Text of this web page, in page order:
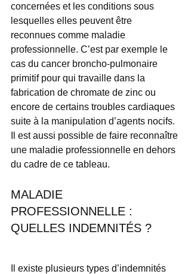
concernées et les conditions sous
lesquelles elles peuvent être
reconnues comme maladie
professionnelle. C’est par exemple le
cas du cancer broncho-pulmonaire
primitif pour qui travaille dans la
fabrication de chromate de zinc ou
encore de certains troubles cardiaques
suite à la manipulation d’agents nocifs.
Il est aussi possible de faire reconnaître
une maladie professionnelle en dehors
du cadre de ce tableau.
MALADIE
PROFESSIONNELLE :
QUELLES INDEMNITÉS ?
Il existe plusieurs types d’indemnités